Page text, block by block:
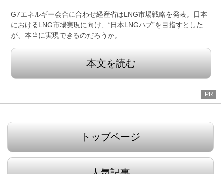
G7エネルギー会合に合わせ経産省はLNG市場戦略を発表。日本
におけるLNG市場実現に向け、“日本LNGハブ”を目指すとした
が、本当に実現できるのだろうか。
本文を読む
PR
トップページ